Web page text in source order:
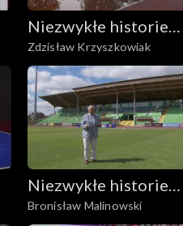
Niezwykłe historie
Biało-Czerwonych
Zdzisław Krzyszkowiak
Niezwykłe historie
Biało-Czerwonych
Bronisław Malinowski